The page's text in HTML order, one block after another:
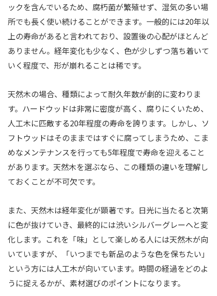
ックを含んでいるため、腐朽菌が繁殖せず、湿気の多い場
所でも長く使い続けることができます。一般的には20年以
上の寿命があると言われており、設置後の心配がほとんど
ありません。経年変化も少なく、色が少しずつ落ち着いて
いく程度で、形が崩れることは稀です。
天然木の場合、種類によって耐久年数が劇的に変わりま
す。ハードウッドは非常に密度が高く、腐りにくいため、
人工木に匹敵する20年程度の寿命を誇ります。しかし、ソ
フトウッドはそのままではすぐに腐ってしまうため、こま
めなメンテナンスを行っても5年程度で寿命を迎えること
があります。天然木を選ぶなら、この種類の違いを理解し
ておくことが不可欠です。
また、天然木は経年変化が顕著です。日光に当たると次第
に色が抜けていき、最終的には渋いシルバーグレーへと変
化します。これを「味」として楽しめる人には天然木が向
いていますが、「いつまでも新品のような色を保ちたい」
という方には人工木が向いています。時間の経過をどのよ
うに捉えるかが、素材選びのポイントになります。